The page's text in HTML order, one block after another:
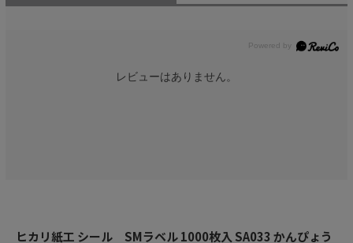
レビューはありません。
ヒカリ紙工 シール SMラベル 1000枚入 SA033 かんぴょう